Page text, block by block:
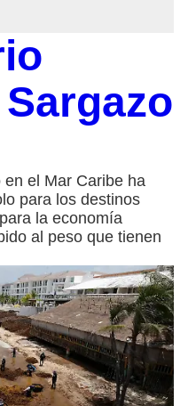
el Mar Caribe ha
para los destinos
la economía
al peso que tienen